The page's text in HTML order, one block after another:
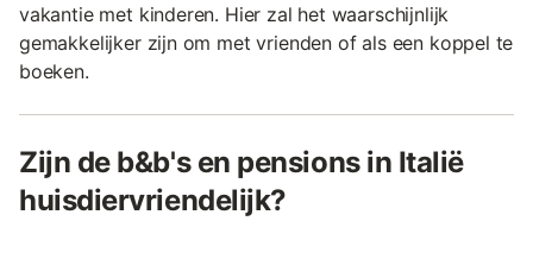
vakantie met kinderen. Hier zal het waarschijnlijk
gemakkelijker zijn om met vrienden of als een koppel te
boeken.
Zijn de b&b's en pensions in Italië
huisdiervriendelijk?